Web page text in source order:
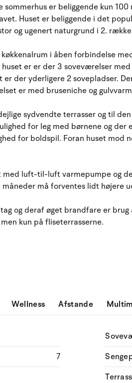
er beliggende kun
Huset er beliggende i det
og ugenert naturgrund i 2.
i åben forbindelse
er er der 3 soveværelser
er der yderligere 2 sovepladser.
er med bruseniche og
sydvendte terrasser og til
for leg med børnene og der
for boldspil. Foran huset mod
med luft-til-luft varmepumpe og
måneder må forventes lidt højere
og deraf øget brandfare er
kun på fliseterrasserne.
Wellness Afstande
7